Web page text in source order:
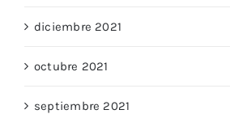
diciembre 2021
octubre 2021
septiembre 2021